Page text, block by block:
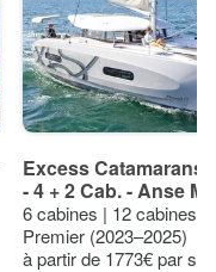
Excess Catamarans
- 4 + 2 Cab. - Anse
6 cabines | 12 cabines |
Premier (2023–2025)
à partir de 1773€ par